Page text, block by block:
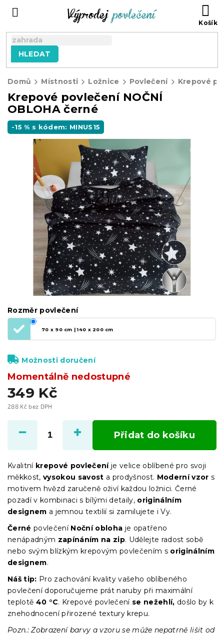
HLEDAT
Domů Místnosti Ložnice Povlečení Krepové
Krepové povlečení NOČNÍ
OBLOHA černé
-15 % s kódem: MINUS15
349 Kč
288 Kč bez DPH
cena:
Momentálně nedostupné
Rozměr povlečení
70 x 90 cm | 140 x 200 cm
Možnosti doručení
Přidat do košíku
Kvalitní krepové povlečeníje velice oblíbené pro svoji
měkkost, vysokou savost a prodyšnost. Moderní vzor s
motivem hvězd zaručeně oživí každou ložnici. Černé
pozadí v kombinaci s bílými detaily, originálním
designem a jemnou textilií si zamilujete i Vy.
Černé povlečení Noční obloha je opatřeno
nenápadným zapínáním na zip. Udělejte radost sobě
nebo svým blízkým krepovým povlečením s originálním
designem.
Náš tip: Pro zachování kvality vašeho oblíbeného
povlečení doporučujeme prát naruby při maximální
teplotě 40 °C. Krepové povlečení se nežehlí, došlo by k
znehodnocení přirozené textury krepu.
Pozn.: Zobrazení barvy a vzoru se může nepatrně lišit od